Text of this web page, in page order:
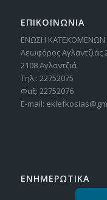
ΕΠΙΚΟΙΝΩΝΙΑ
ΕΝΩΣΗ ΚΑΤΕΧΟΜΕΝΩΝ
Λεωφόρος Αγλαντζιάς
2108 Αγλαντζιά
Τηλ.: 22752075
Φαξ: 22752076
E-mail:
ΕΝΗΜΕΡΩΤΙΚΑ